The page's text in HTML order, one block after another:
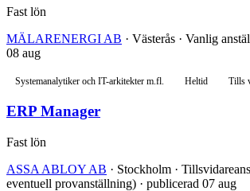
Fast lön
MÄLARENERGI AB · Västerås · Vanlig
08 aug
Systemanalytiker och IT-arkitekter m.fl. Heltid Tills
ERP Manager
Fast lön
ASSA ABLOY AB · Stockholm ·
eventuell provanställning) · publicerad 07 aug